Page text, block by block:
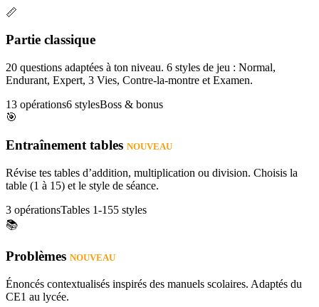
📏
Partie classique
20 questions adaptées à ton niveau. 6 styles de jeu : Normal,
Endurant, Expert, 3 Vies, Contre-la-montre et Examen.
13 opérations6 stylesBoss & bonus
🎯
Entraînement tables NOUVEAU
Révise tes tables d’addition, multiplication ou division. Choisis la
table (1 à 15) et le style de séance.
3 opérationsTables 1-155 styles
📚
Problèmes NOUVEAU
Énoncés contextualisés inspirés des manuels scolaires. Adaptés du
CE1 au lycée.